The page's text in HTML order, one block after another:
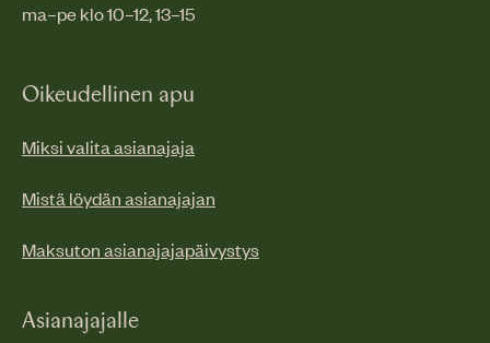
ma–pe klo 10–12, 13–15
Oikeudellinen apu
Miksi valita asianajaja
Mistä löydän asianajajan
Maksuton asianajajapäivystys
Asianajajalle